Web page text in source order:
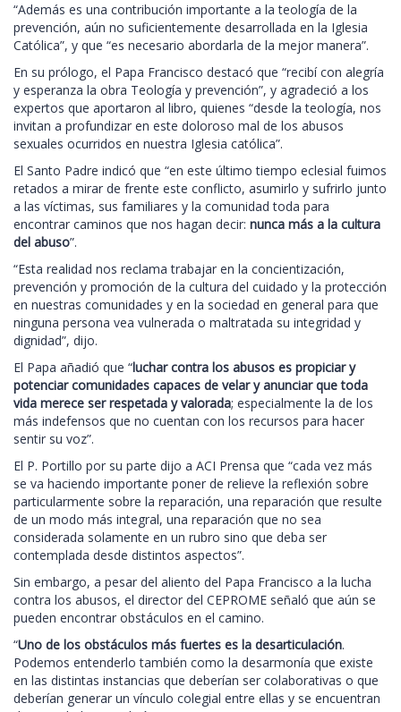
“Además es una contribución importante a la teología de la
prevención, aún no suficientemente desarrollada en la Iglesia
Católica”, y que “es necesario abordarla de la mejor manera”.
En su prólogo, el Papa Francisco destacó que “recibí con alegría
y esperanza la obra Teología y prevención”, y agradeció a los
expertos que aportaron al libro, quienes “desde la teología, nos
invitan a profundizar en este doloroso mal de los abusos
sexuales ocurridos en nuestra Iglesia católica”.
El Santo Padre indicó que “en este último tiempo eclesial fuimos
retados a mirar de frente este conflicto, asumirlo y sufrirlo junto
a las víctimas, sus familiares y la comunidad toda para
encontrar caminos que nos hagan decir: nunca más a la cultura
del abuso”.
“Esta realidad nos reclama trabajar en la concientización,
prevención y promoción de la cultura del cuidado y la protección
en nuestras comunidades y en la sociedad en general para que
ninguna persona vea vulnerada o maltratada su integridad y
dignidad”, dijo.
El Papa añadió que “luchar contra los abusos es propiciar y
potenciar comunidades capaces de velar y anunciar que toda
vida merece ser respetada y valorada; especialmente la de los
más indefensos que no cuentan con los recursos para hacer
sentir su voz”.
El P. Portillo por su parte dijo a ACI Prensa que “cada vez más
se va haciendo importante poner de relieve la reflexión sobre
particularmente sobre la reparación, una reparación que resulte
de un modo más integral, una reparación que no sea
considerada solamente en un rubro sino que deba ser
contemplada desde distintos aspectos”.
Sin embargo, a pesar del aliento del Papa Francisco a la lucha
contra los abusos, el director del CEPROME señaló que aún se
pueden encontrar obstáculos en el camino.
“Uno de los obstáculos más fuertes es la desarticulación.
Podemos entenderlo también como la desarmonía que existe
en las distintas instancias que deberían ser colaborativas o que
deberían generar un vínculo colegial entre ellas y se encuentran